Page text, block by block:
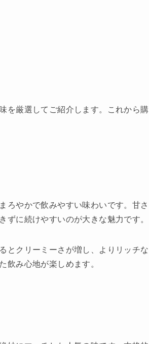
を厳選してご紹介します。これから購
ろやかで飲みやすい味わいです。甘さ
ずに続けやすいのが大きな魅力です。
とクリーミーさが増し、よりリッチな
飲み心地が楽しめます。